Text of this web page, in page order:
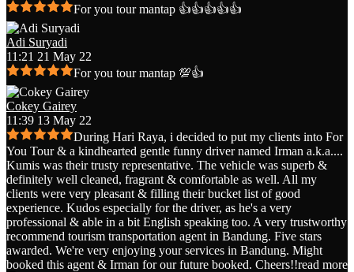
For you tour mantap 👍👍👍👍👍
Adi Suryadi
11:21 21 May 22
For you tour mantap 💯👍
Cokey Gairey
11:39 13 May 22
During Hari Raya, i decided to put my clients into For
You Tour & a kindhearted gentle funny driver named Irman a.k.a....
Kumis was their trusty representative. The vehicle was superb &
definitely well cleaned, fragrant & comfortable as well. All my
clients were very pleasant & filling their bucket list of good
experience. Kudos especially for the driver, as he's a very
professional & able in a bit English speaking too. A very trustworthy
recommend tourism transportation agent in Bandung. Five stars
awarded. We're very enjoying your services in Bandung. Might
booked this agent & Irman for our future booked. Cheers!!read more